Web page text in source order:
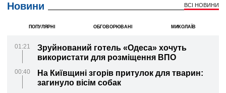
Новини ВСІ НОВИНИ
ПОПУЛЯРНІ ОБГОВОРЮВАНІ МИКОЛАЇВ
01:21
Зруйнований готель «Одеса» хочуть
використати для розміщення ВПО
00:40
На Київщині згорів притулок для тварин:
загинуло вісім собак